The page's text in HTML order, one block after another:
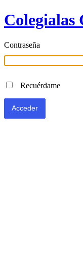
Colegialas
Contraseña
Recuérdame